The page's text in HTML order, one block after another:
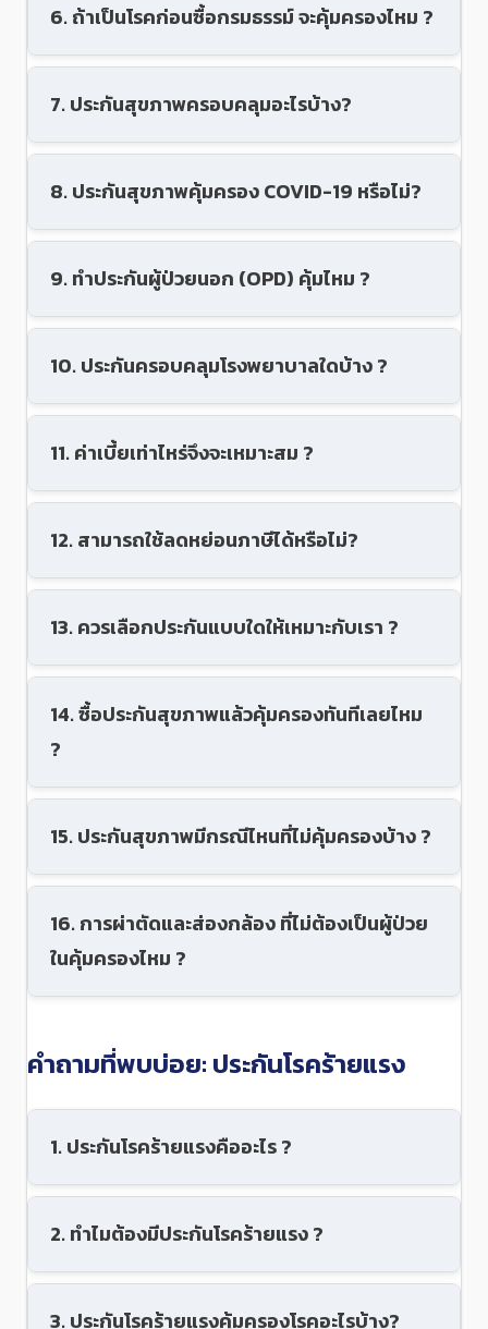
6. ถ้าเป็นโรคก่อนซื้อกรมธรรม์ จะคุ้มครองไหม ?
7. ประกันสุขภาพครอบคลุมอะไรบ้าง?
8. ประกันสุขภาพคุ้มครอง COVID-19 หรือไม่?
9. ทำประกันผู้ป่วยนอก (OPD) คุ้มไหม ?
10. ประกันครอบคลุมโรงพยาบาลใดบ้าง ?
11. ค่าเบี้ยเท่าไหร่จึงจะเหมาะสม ?
12. สามารถใช้ลดหย่อนภาษีได้หรือไม่?
13. ควรเลือกประกันแบบใดให้เหมาะกับเรา ?
14. ซื้อประกันสุขภาพแล้วคุ้มครองทันทีเลยไหม
?
15. ประกันสุขภาพมีกรณีไหนที่ไม่คุ้มครองบ้าง ?
16. การผ่าตัดและส่องกล้อง ที่ไม่ต้องเป็นผู้ป่วย
ในคุ้มครองไหม ?
คำถามที่พบบ่อย: ประกันโรคร้ายแรง
1. ประกันโรคร้ายแรงคืออะไร ?
2. ทำไมต้องมีประกันโรคร้ายแรง ?
3. ประกันโรคร้ายแรงคุ้มครองโรคอะไรบ้าง?